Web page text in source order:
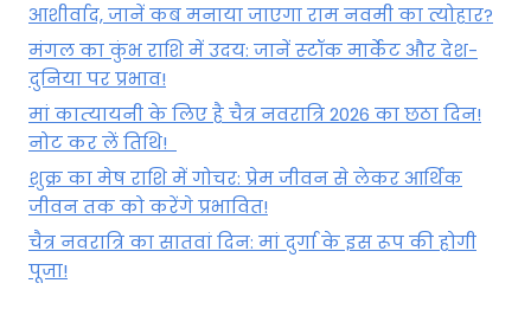
आशीर्वाद, जानें कब मनाया जाएगा राम नवमी का त्योहार?
मंगल का कुंभ राशि में उदय: जानें स्‍टॉक मार्केट और देश-
दुनिया पर प्रभाव!
मां कात्‍यायनी के लिए है चैत्र नवरात्रि 2026 का छठा दिन!
नोट कर लें तिथि!
शुक्र का मेष राशि में गोचर: प्रेम जीवन से लेकर आर्थिक
जीवन तक को करेंगे प्रभावित!
चैत्र नवरात्रि का सातवां दिन: मां दुर्गा के इस रूप की होगी
पूजा!